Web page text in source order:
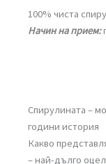
100% чиста
Начин на прием:
Спирулината –
години история
Какво
– най-дълго